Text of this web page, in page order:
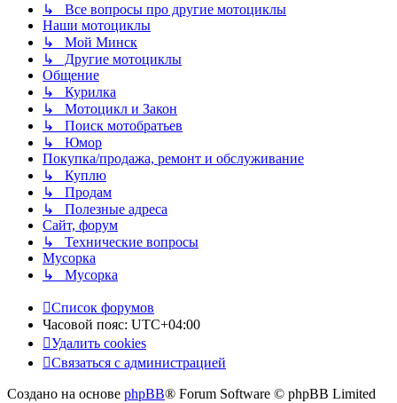
↳ Все вопросы про другие мотоциклы
Наши мотоциклы
↳ Мой Минск
↳ Другие мотоциклы
Общение
↳ Курилка
↳ Мотоцикл и Закон
↳ Поиск мотобратьев
↳ Юмор
Покупка/продажа, ремонт и обслуживание
↳ Куплю
↳ Продам
↳ Полезные адреса
Сайт, форум
↳ Технические вопросы
Мусорка
↳ Мусорка
Список форумов
Часовой пояс: UTC+04:00
Удалить cookies
Связаться с администрацией
Создано на основе phpBB® Forum Software © phpBB Limited